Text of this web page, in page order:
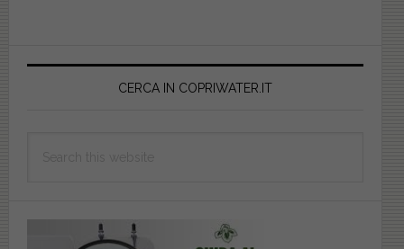
Primary
CERCA IN COPRIWATER.IT